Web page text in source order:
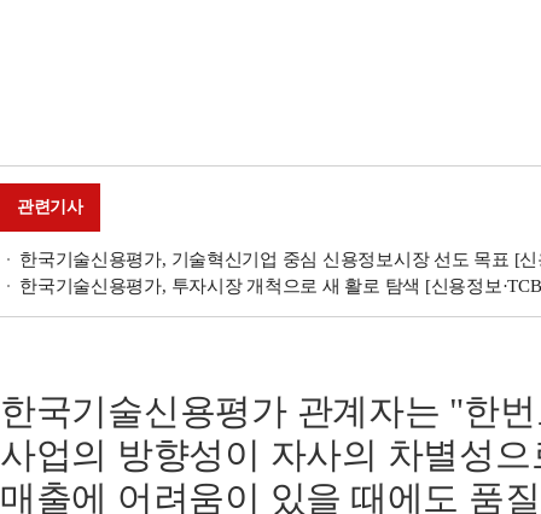
관련기사
한국기술신용평가, 기술혁신기업 중심 신용정보시장 선도 목표 [
한국기술신용평가, 투자시장 개척으로 새 활로 탐색 [신용정보
한국기술신용평가 관계자는 "한
사업의 방향성이 자사의 차별성
매출에 어려움이 있을 때에도 품